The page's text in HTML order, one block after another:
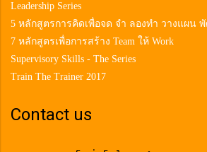
Leadership Series
5 หลักสูตรการคิดเพื่อจด จำ ลองทำ วางแผน
7 หลักสูตรเพื่อการสร้าง Team ให้ Work
Supervisory Skills - The Series
Train The Trainer 2017
Contact us